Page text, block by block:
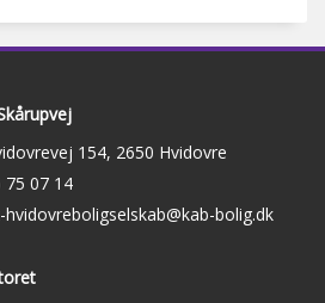
154, 2650 Hvidovre
75 07 14
hvidovreboligselskab@kab-bolig.dk